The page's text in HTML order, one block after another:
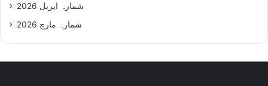
شمارہ اپریل 2026
شمارہ مارچ 2026